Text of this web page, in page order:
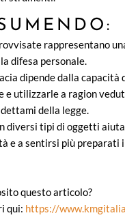
rappresentano
difesa personale.
dipende dalla capacità
e utilizzarle a ragion
della legge.
diversi tipi di oggetti
e a sentirsi più preparati
questo articolo?
qui: https://